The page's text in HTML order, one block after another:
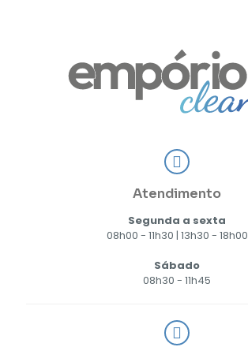
Atendimento
Segunda a sexta
08h00 - 11h30 | 13h30 - 18h00
Sábado
08h30 - 11h45